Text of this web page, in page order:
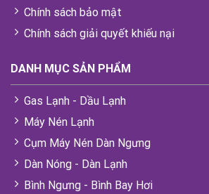
Chính sách bảo mật
Chính sách giải quyết khiếu nại
DANH MỤC SẢN PHẨM
Gas Lạnh - Dầu Lạnh
Máy Nén Lạnh
Cụm Máy Nén Dàn Ngưng
Dàn Nóng - Dàn Lạnh
Bình Ngưng - Bình Bay Hơi